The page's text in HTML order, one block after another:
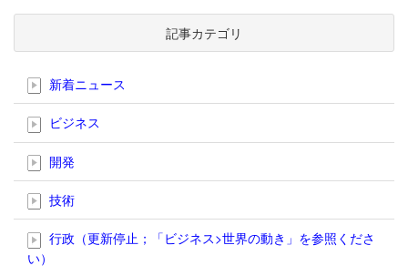
記事カテゴリ
新着ニュース
ビジネス
開発
技術
行政（更新停止；「ビジネス>世界の動き」を参照くださ
い）